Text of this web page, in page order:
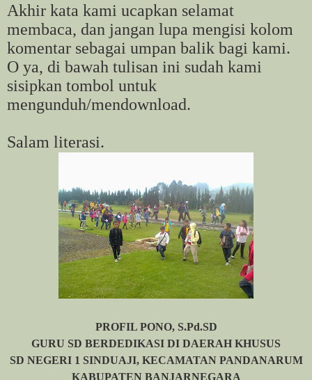
Akhir kata kami ucapkan selamat
membaca, dan jangan lupa mengisi kolom
komentar sebagai umpan balik bagi kami.
O ya, di bawah tulisan ini sudah kami
sisipkan tombol untuk
mengunduh/mendownload.
Salam literasi.
PROFIL PONO, S.Pd.SD
GURU SD BERDEDIKASI DI DAERAH KHUSUS
SD NEGERI 1 SINDUAJI, KECAMATAN PANDANARUM
KABUPATEN BANJARNEGARA